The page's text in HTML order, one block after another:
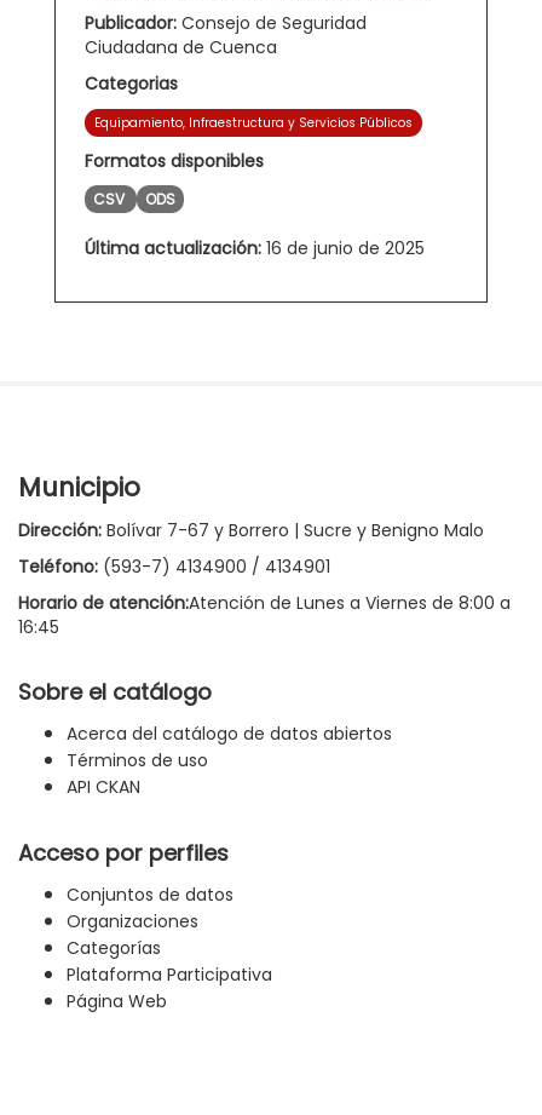
Publicador: Consejo de Seguridad
Ciudadana de Cuenca
Categorias
Equipamiento, Infraestructura y Servicios Públicos
Formatos disponibles
CSV ODS
Última actualización: 16 de junio de 2025
Municipio
Dirección: Bolívar 7-67 y Borrero | Sucre y Benigno Malo
Teléfono: (593-7) 4134900 / 4134901
Horario de atención:Atención de Lunes a Viernes de 8:00 a
16:45
Sobre el catálogo
Acerca del catálogo de datos abiertos
Términos de uso
API CKAN
Acceso por perfiles
Conjuntos de datos
Organizaciones
Categorías
Plataforma Participativa
Página Web